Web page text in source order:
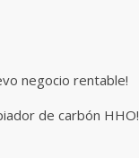
negocio rentable!
de carbón HHO!